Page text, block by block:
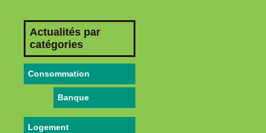
Actualités par
catégories
Consommation
Banque
Logement